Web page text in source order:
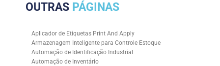
OUTRAS PÁGINAS
Aplicador de Etiquetas Print And Apply
Armazenagem Inteligente para Controle Estoque
Automação de Identificação Industrial
Automação de Inventário